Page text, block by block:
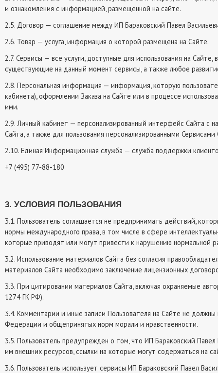
и ознакомления с информацией, размещенной на сайте.
2.5. Договор — соглашение между ИП Бараковский Павел
2.6. Товар — услуга, информация о которой размещена на Сайте.
2.7. Сервисы — все услуги, доступные для использования на
существующие на данный момент сервисы, а также любое
2.8. Персональная информация — информация, которую
кабинета), оформлении Заказа на Сайте или в процессе
ими.
2.9. Личный кабинет — персонализированный интерфейс Сайта с
Сайта, а также для пользования персонализированными Сервисами
2.10. Единая Информационная служба — служба поддержки
+7 (495) 77-88-180
3. УСЛОВИЯ ПОЛЬЗОВАНИЯ
3.1. Пользователь соглашается не предпринимать действий,
нормы международного права, в том числе в сфере
которые приводят или могут привести к нарушению нормальной
3.2. Использование материалов Сайта без согласия
материалов Сайта необходимо заключение лицензионных
3.3. При цитировании материалов Сайта, включая охраняемые
1274 ГК РФ).
3.4. Комментарии и иные записи Пользователя на Сайте не
Федерации и общепринятых норм морали и нравственности.
3.5. Пользователь предупрежден о том, что ИП Бараковский
им внешних ресурсов, ссылки на которые могут содержаться на
3.6. Пользователь использует сервисы ИП Бараковский Павел